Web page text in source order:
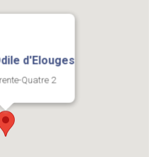
d'Elouges
Quatre 2